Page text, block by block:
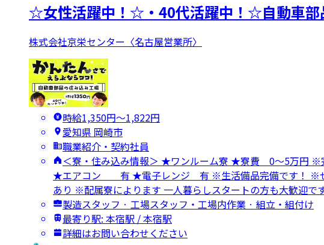
☆女性活躍中！☆・40代活躍中！☆自動車部
株式会社京栄センター〈名古屋営業所〉
時給1,350円〜1,822円
愛知県 岡崎市
職業紹介・契約社員
＜寮・住み込み情報＞ ★ワンルーム寮 ★寮費
★エアコン 有 ★電子レンジ 有 ※生活備品完備です！ ※ぜ～
あり ※配属寮によります 一人暮らしスタートの方も大歓迎で
製造スタッフ · 工場スタッフ・工場内作業 · 組立・組付け
最寄り駅: 本宿駅 / 本宿駅
詳細はお問い合わせください